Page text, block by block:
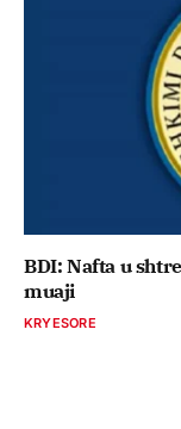
BDI: Nafta u
muaji
KRYESORE